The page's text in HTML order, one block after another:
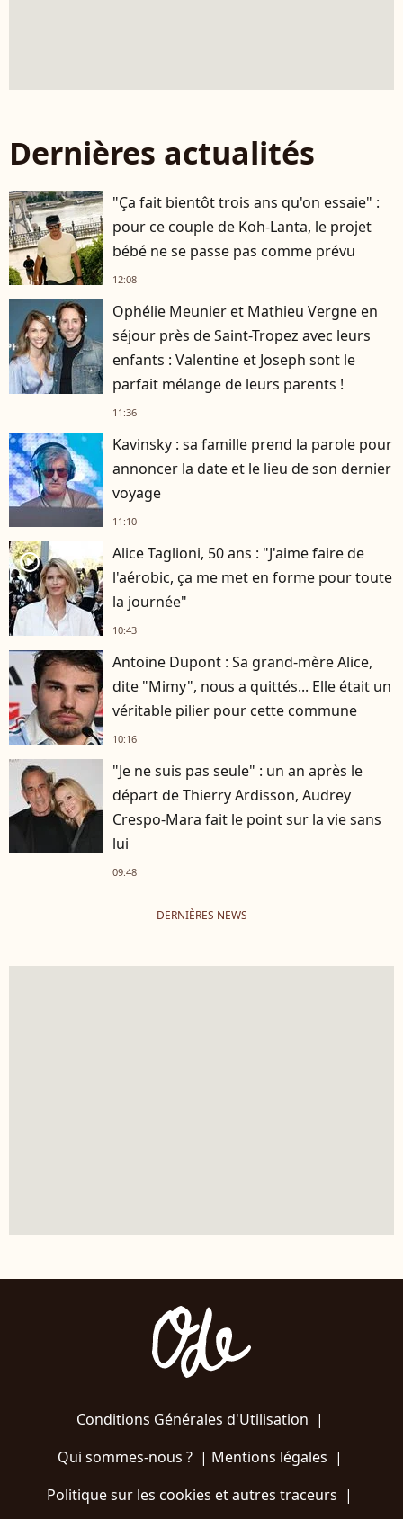
Dernières actualités
"Ça fait bientôt trois ans qu'on essaie" :
pour ce couple de Koh-Lanta, le projet
bébé ne se passe pas comme prévu
12:08
Ophélie Meunier et Mathieu Vergne en
séjour près de Saint-Tropez avec leurs
enfants : Valentine et Joseph sont le
parfait mélange de leurs parents !
11:36
Kavinsky : sa famille prend la parole pour
annoncer la date et le lieu de son dernier
voyage
11:10
player2
Alice Taglioni, 50 ans : "J'aime faire de
l'aérobic, ça me met en forme pour toute
la journée"
10:43
Antoine Dupont : Sa grand-mère Alice,
dite "Mimy", nous a quittés... Elle était un
véritable pilier pour cette commune
10:16
"Je ne suis pas seule" : un an après le
départ de Thierry Ardisson, Audrey
Crespo-Mara fait le point sur la vie sans
lui
09:48
DERNIÈRES NEWS
Conditions Générales d'Utilisation |
Qui sommes-nous ?| Mentions légales |
Politique sur les cookies et autres traceurs |